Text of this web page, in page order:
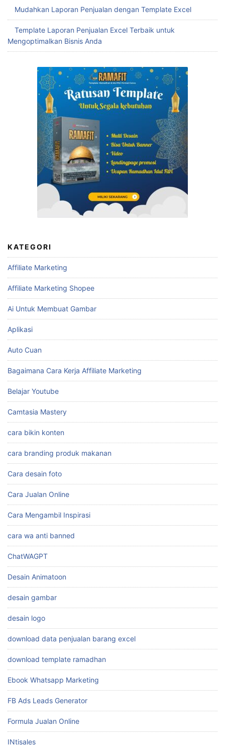
Mudahkan Laporan Penjualan dengan Template Excel
Template Laporan Penjualan Excel Terbaik untuk
Mengoptimalkan Bisnis Anda
KATEGORI
Affiliate Marketing
Affiliate Marketing Shopee
Ai Untuk Membuat Gambar
Aplikasi
Auto Cuan
Bagaimana Cara Kerja Affiliate Marketing
Belajar Youtube
Camtasia Mastery
cara bikin konten
cara branding produk makanan
Cara desain foto
Cara Jualan Online
Cara Mengambil Inspirasi
cara wa anti banned
ChatWAGPT
Desain Animatoon
desain gambar
desain logo
download data penjualan barang excel
download template ramadhan
Ebook Whatsapp Marketing
FB Ads Leads Generator
Formula Jualan Online
INtisales